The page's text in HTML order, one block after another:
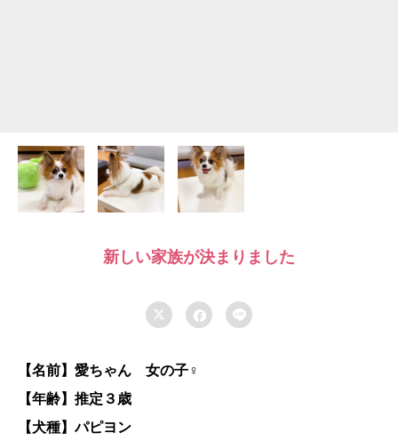
新しい家族が決まりました
  
【名前】愛ちゃん 女の子♀
【年齢】推定３歳
【犬種】パピヨン